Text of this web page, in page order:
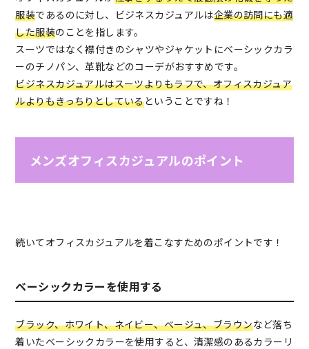
服装であるのに対し、ビジネスカジュアルは企業の訪問にも適
した服装のことを指します。
スーツではなく襟付きのシャツやジャケットにベーシックカラ
ーのチノパン、革靴などのコーデがおすすめです。
ビジネスカジュアルはスーツよりもラフで、オフィスカジュア
ルよりもきっちりとしているということですね！
メンズオフィスカジュアルのポイント
続いてオフィスカジュアルを着こなすためのポイントです！
ベーシックカラーを使用する
ブラック、ホワイト、ネイビー、ベージュ、ブラウンなど落ち
着いたベーシックカラーを使用すると、清潔感のあるカラーリ